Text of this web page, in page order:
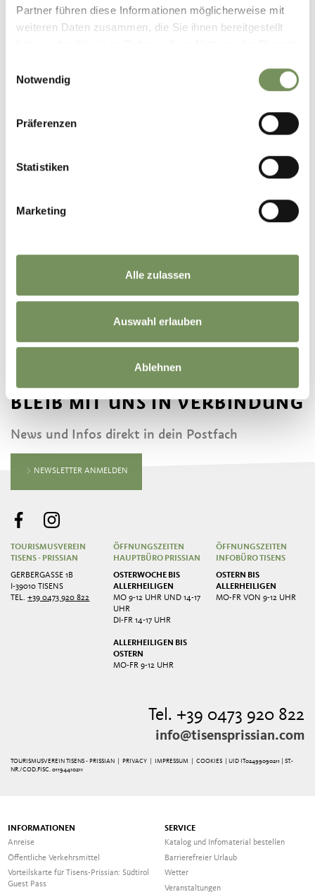
Partner führen diese Informationen möglicherweise mit
weiteren Daten zusammen, die Sie ihnen bereitgestellt
Notwendig
Präferenzen
Statistiken
Marketing
Alle zulassen
Auswahl erlauben
Ablehnen
contributors
BLEIB MIT UNS IN VERBINDUNG
News und Infos direkt in dein Postfach
NEWSLETTER ANMELDEN
TOURISMUSVEREIN
TISENS - PRISSIAN
GERBERGASSE 1B
I-39010 TISENS
TEL.+39 0473 920 822
ÖFFNUNGSZEITEN
HAUPTBÜRO PRISSIAN
OSTERWOCHE BIS
ALLERHEILIGEN
MO 9-12 UHR UND 14-17
UHR
DI-FR 14-17 UHR
ALLERHEILIGEN BIS
OSTERN
MO-FR 9-12 UHR
ÖFFNUNGSZEITEN
INFOBÜRO TISENS
OSTERN BIS
ALLERHEILIGEN
MO-FR VON 9-12 UHR
Tel. +39 0473 920 822
info@tisensprissian.com
TOURISMUSVEREIN TISENS - PRISSIAN | PRIVACY IMPRESSUM |COOKIES
| UID IT02499090211 | ST.-
NR./COD.FISC. 01194410211
INFORMATIONEN
Anreise
Öffentliche Verkehrsmittel
Vorteilskarte für Tisens-Prissian: Südtirol
Guest Pass
SERVICE
Katalog und Infomaterial bestellen
Barrierefreier Urlaub
Wetter
Veranstaltungen